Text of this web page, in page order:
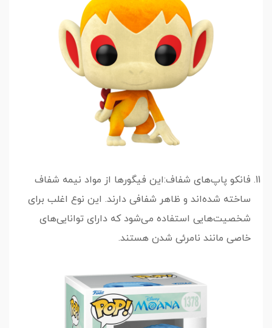
فانکو پاپ‌های شفاف:این فیگورها از مواد نیمه شفاف
ساخته شده‌اند و ظاهر شفافی دارند. این نوع اغلب برای
شخصیت‌هایی استفاده می‌شود که دارای توانایی‌های
خاصی مانند نامرئی شدن هستند.